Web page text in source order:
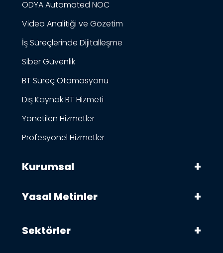
ODYA Automated NOC
Video Analitiği ve Gözetim
İş Süreçlerinde Dijitalleşme
Siber Güvenlik
BT Süreç Otomasyonu
Dış Kaynak BT Hizmeti
Yönetilen Hizmetler
Profesyonel Hizmetler
Kurumsal
Yasal Metinler
Sektörler